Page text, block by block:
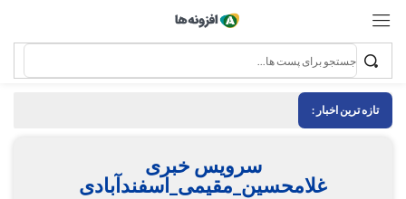
تازه ترین اخبار :
سرویس خبری
غلامحسین_مقیمی_اسفندآبادی